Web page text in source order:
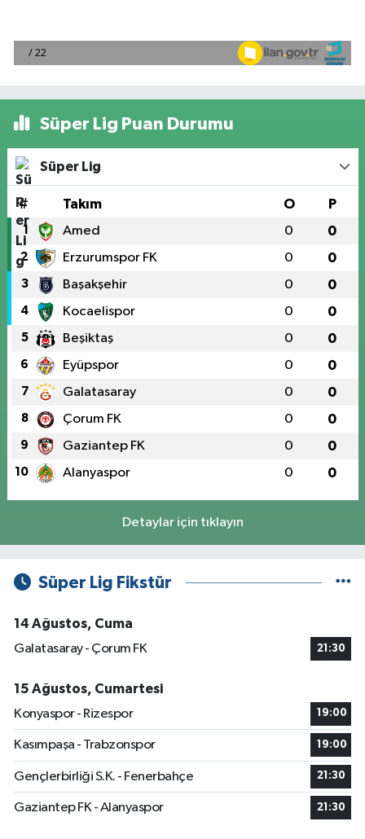
Süper Lig Puan Durumu
Süper Lig
# Takım O P
1 Amed 0 0
2 Erzurumspor FK 0 0
3 Başakşehir 0 0
4 Kocaelispor 0 0
5 Beşiktaş 0 0
6 Eyüpspor 0 0
7 Galatasaray 0 0
8 Çorum FK 0 0
9 Gaziantep FK 0 0
10 Alanyaspor 0 0
Detaylar için tıklayın
Süper Lig Fikstür
14 Ağustos, Cuma
Galatasaray - Çorum FK
21:30
15 Ağustos, Cumartesi
Konyaspor - Rizespor
19:00
Kasımpaşa - Trabzonspor 19:00
Gençlerbirliği S.K. - Fenerbahçe 21:30
Gaziantep FK - Alanyaspor 21:30